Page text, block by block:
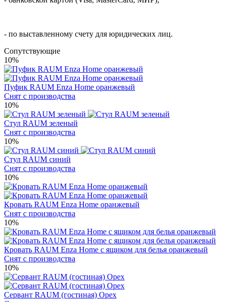
- по выставленному счету для юридических лиц.
Cопутствующие
10%
Пуфик RAUM Enza Home оранжевый
Снят с производства
10%
Стул RAUM зеленый
Снят с производства
10%
Стул RAUM синий
Снят с производства
10%
Кровать RAUM Enza Home оранжевый
Снят с производства
10%
Кровать RAUM Enza Home с ящиком для белья оранжевый
Снят с производства
10%
Сервант RAUM (гостиная) Орех